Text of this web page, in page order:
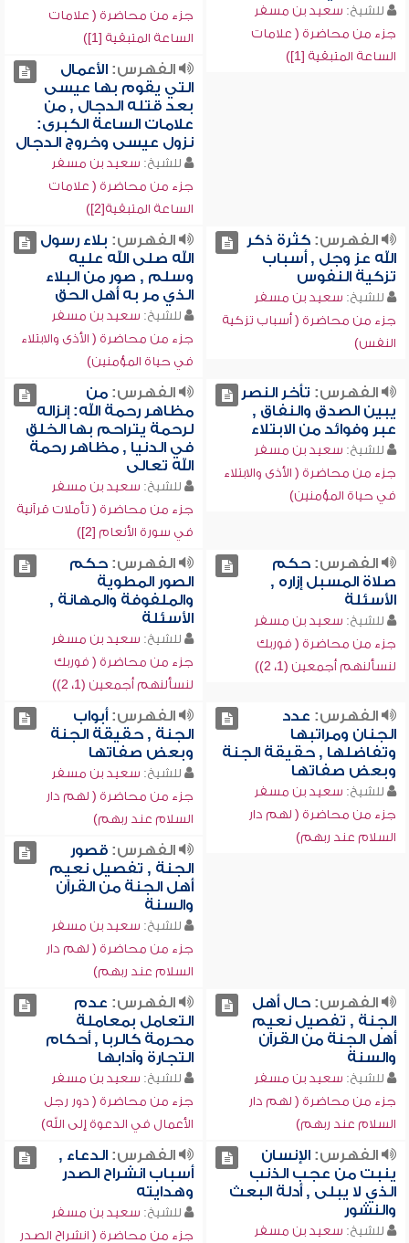
للشيخ: سعيد بن مسفر
جزء من محاضرة ( علامات
الساعة المتبقية [1])
جزء من محاضرة ( علامات
الساعة المتبقية [1])
الفهرس:الأعمال
التي يقوم بها عيسى
بعد قتله الدجال , من
علامات الساعة الكبرى:
نزول عيسى وخروج الدجال
للشيخ: سعيد بن مسفر
جزء من محاضرة ( علامات
الساعة المتبقية[2])
الفهرس:كثرة ذكر
الله عز وجل , أسباب
تزكية النفوس
للشيخ: سعيد بن مسفر
جزء من محاضرة ( أسباب تزكية
النفس)
الفهرس: بلاء رسول
الله صلى الله عليه
وسلم , صور من البلاء
الذي مر به أهل الحق
للشيخ: سعيد بن مسفر
جزء من محاضرة ( الأذى والابتلاء
في حياة المؤمنين)
الفهرس: تأخر النصر
يبين الصدق والنفاق ,
عبر وفوائد من الابتلاء
للشيخ: سعيد بن مسفر
جزء من محاضرة ( الأذى والابتلاء
في حياة المؤمنين)
الفهرس:من
مظاهر رحمة الله: إنزاله
لرحمة يتراحم بها الخلق
في الدنيا , مظاهر رحمة
الله تعالى
للشيخ: سعيد بن مسفر
جزء من محاضرة ( تأملات قرآنية
في سورة الأنعام [2])
الفهرس:حكم
صلاة المسبل إزاره ,
الأسئلة
للشيخ: سعيد بن مسفر
جزء من محاضرة ( فوربك
لنسألنهم أجمعين (1، 2))
الفهرس:حكم
الصور المطوية
والملفوفة والمهانة ,
الأسئلة
للشيخ: سعيد بن مسفر
جزء من محاضرة ( فوربك
لنسألنهم أجمعين (1، 2))
الفهرس: عدد
الجنان ومراتبها
وتفاضلها , حقيقة الجنة
وبعض صفاتها
للشيخ: سعيد بن مسفر
جزء من محاضرة ( لهم دار
السلام عند ربهم)
الفهرس:أبواب
الجنة , حقيقة الجنة
وبعض صفاتها
للشيخ: سعيد بن مسفر
جزء من محاضرة ( لهم دار
السلام عند ربهم)
الفهرس:قصور
الجنة , تفصيل نعيم
أهل الجنة من القرآن
والسنة
للشيخ: سعيد بن مسفر
جزء من محاضرة ( لهم دار
السلام عند ربهم)
الفهرس:حال أهل
الجنة , تفصيل نعيم
أهل الجنة من القرآن
والسنة
للشيخ: سعيد بن مسفر
جزء من محاضرة ( لهم دار
السلام عند ربهم)
الفهرس: عدم
التعامل بمعاملة
محرمة كالربا , أحكام
التجارة وآدابها
للشيخ: سعيد بن مسفر
جزء من محاضرة ( دور رجل
الأعمال في الدعوة إلى الله)
الفهرس:الإنسان
ينبت من عجب الذنب
الذي لا يبلى , أدلة البعث
والنشور
للشيخ: سعيد بن مسفر
الفهرس:الدعاء ,
أسباب انشراح الصدر
وهدايته
للشيخ: سعيد بن مسفر
جزء من محاضرة ( انشراح الصدر